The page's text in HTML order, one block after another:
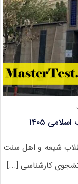
۱۴۰۵
طلاب شیعه و اهل سنت